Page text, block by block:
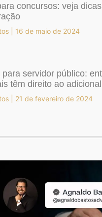
concursos: veja
16 de maio de 2024
para servidor público:
têm direito ao adicional
21 de fevereiro de 2024